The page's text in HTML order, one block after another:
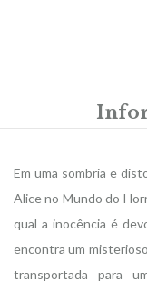
Em uma sombria e
Alice no Mundo do
qual a inocência é
encontra um
transportada para